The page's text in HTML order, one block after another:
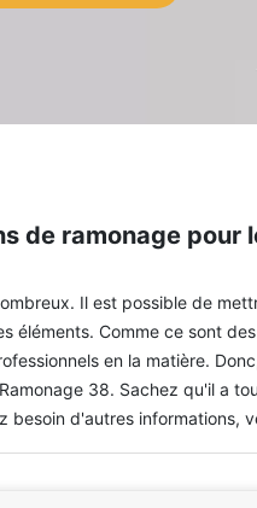
de ramonage pour
Il est possible de
éléments. Comme ce sont
en la matière.
38. Sachez qu'il a
d'autres informations,